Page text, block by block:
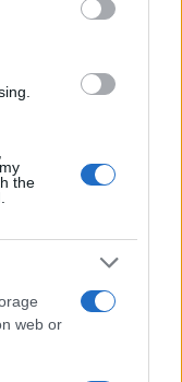
the
web or
continuo che
prese appunti
toscano e
metodico
'tecnica e
appunti del